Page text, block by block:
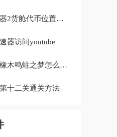
货舱代币位置在哪
器访问youtube
鸣蛀之梦怎么获取
十二关通关方法